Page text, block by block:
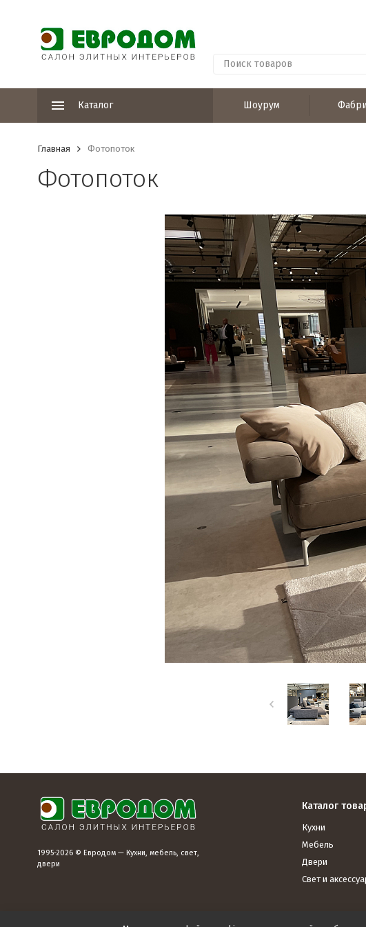
Каталог Шоурум
Главная Фотопоток
Фотопоток
1995-2026 © Евродом — Кухни, мебель, свет,
двери
Каталог
Кухни
Мебель
Двери
Свет и